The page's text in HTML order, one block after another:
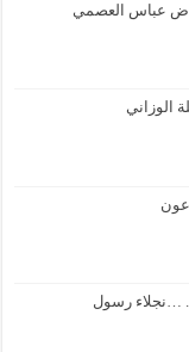
عباس العصمي
الوزاني
…نجلاء رسول